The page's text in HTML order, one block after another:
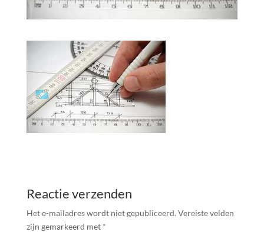
Reactie verzenden
Het e-mailadres wordt niet gepubliceerd. Vereiste velden
zijn gemarkeerd met *